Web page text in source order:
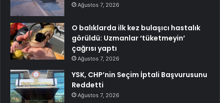
Ağustos 7, 2026
O balıklarda ilk kez bulaşıcı hastalık
görüldü: Uzmanlar ‘tüketmeyin’
çağrısı yaptı
Ağustos 7, 2026
YSK, CHP’nin Seçim İptali Başvurusunu
Reddetti
Ağustos 7, 2026